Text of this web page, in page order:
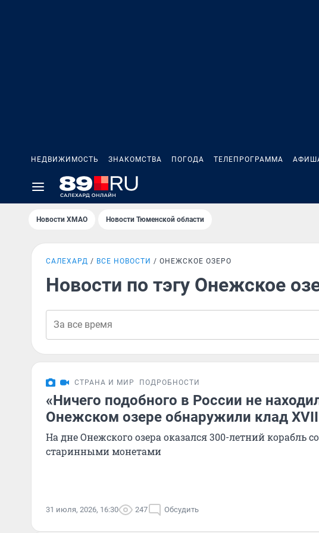
НЕДВИЖИМОСТЬ ЗНАКОМСТВА ПОГОДА ТЕЛЕПРОГРАММА
Новости ХМАО Новости Тюменской области
САЛЕХАРД ВСЕ НОВОСТИ ОНЕЖСКОЕ ОЗЕРО
Новости по тэгу Онежское
СТРАНА И МИР ПОДРОБНОСТИ
«Ничего подобного в России не
Онежском озере обнаружили клад
На дне Онежского озера оказался 300-летний корабль со
старинными монетами
31 июля, 2026, 16:30 247 Обсудить